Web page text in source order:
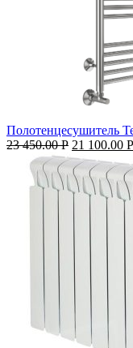
Полотенцесушитель
23 450.00Р 21 100.00 Р